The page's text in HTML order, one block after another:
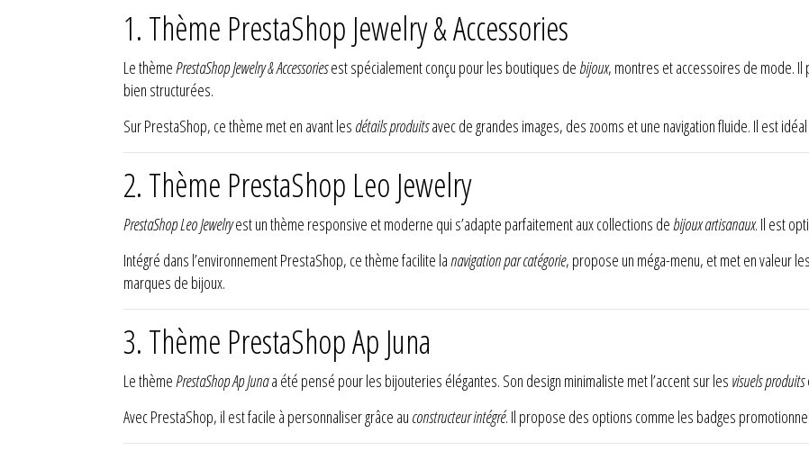
1. Thème PrestaShop Jewelry & Accessories
Le thèmePrestaShop Jewelry & Accessoriesest spécialement conçu pour les boutiques debijoux, montres et accessoires de mode. Il
bien structurées.
Sur PrestaShop, ce thème met en avant les détails produitsavec de grandes images, des zooms et une navigation fluide. Il est
2. Thème PrestaShop Leo Jewelry
PrestaShop Leo Jewelryest un thème responsive et moderne qui s’adapte parfaitement aux collections debijoux artisanaux. Il est
Intégré dans l’environnement PrestaShop, ce thème facilite lanavigation par catégorie, propose un méga-menu, et met en valeur les
marques de bijoux.
3. Thème PrestaShop Ap Juna
Le thèmePrestaShop Ap Junaa été pensé pour les bijouteries élégantes. Son design minimaliste met l’accent sur les visuels produits
Avec PrestaShop, il est facile à personnaliser grâce au constructeur intégré. Il propose des options comme les badges